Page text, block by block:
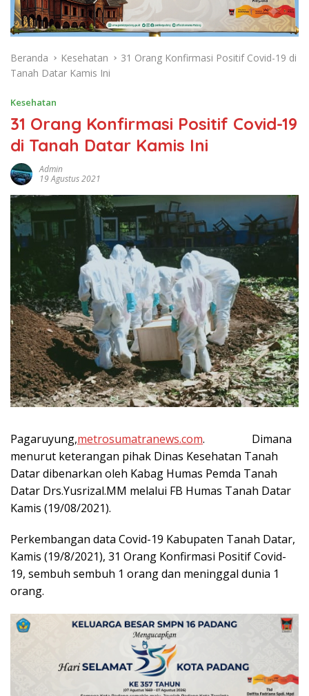
Beranda Kesehatan
31 Orang Konfirmasi Positif Covid-19 di
Tanah Datar Kamis Ini
Kesehatan
31 Orang Konfirmasi Positif Covid-19
di Tanah Datar Kamis Ini
Admin
19 Agustus 2021
Pagaruyung,metrosumatranews.com. Dimana
menurut keterangan pihak Dinas Kesehatan Tanah
Datar dibenarkan oleh Kabag Humas Pemda Tanah
Datar Drs.Yusrizal.MM melalui FB Humas Tanah Datar
Kamis (19/08/2021).
Perkembangan data Covid-19 Kabupaten Tanah Datar,
Kamis (19/8/2021), 31 Orang Konfirmasi Positif Covid-
19, sembuh sembuh 1 orang dan meninggal dunia 1
orang.